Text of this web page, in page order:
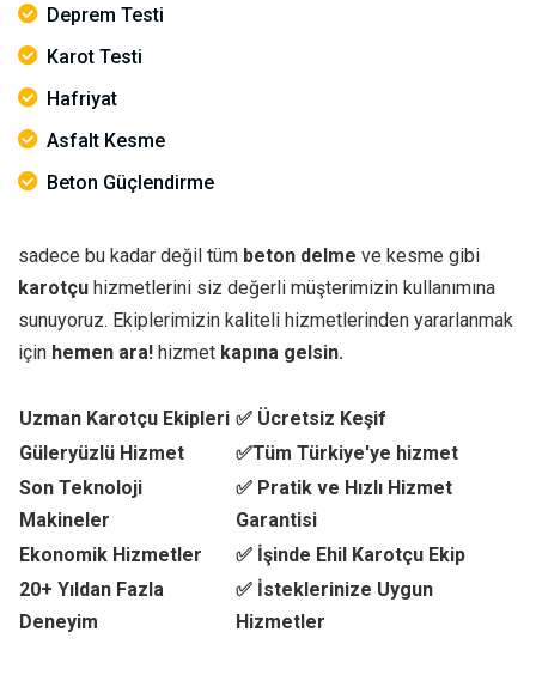
Deprem Testi
Karot Testi
Hafriyat
Asfalt Kesme
Beton Güçlendirme
sadece bu kadar değil tüm beton delme ve kesme gibi
karotçu hizmetlerini siz değerli müşterimizin kullanımına
sunuyoruz. Ekiplerimizin kaliteli hizmetlerinden yararlanmak
için hemen ara! hizmet kapına gelsin.
Uzman Karotçu Ekipleri ✅ Ücretsiz Keşif
Güleryüzlü Hizmet
✅Tüm Türkiye'ye hizmet
Son Teknoloji
Makineler
✅ Pratik ve Hızlı Hizmet
Garantisi
Ekonomik Hizmetler
✅ İşinde Ehil Karotçu Ekip
20+ Yıldan Fazla
Deneyim
✅ İsteklerinize Uygun
Hizmetler